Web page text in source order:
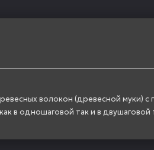
волокон (древесной муки)
в одношаговой так и в